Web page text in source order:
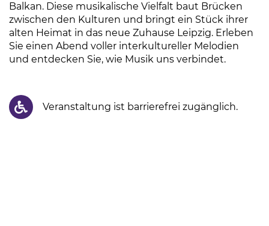
Balkan. Diese musikalische Vielfalt baut Brücken
zwischen den Kulturen und bringt ein Stück ihrer
alten Heimat in das neue Zuhause Leipzig. Erleben
Sie einen Abend voller interkultureller Melodien
und entdecken Sie, wie Musik uns verbindet.
Veranstaltung ist barrierefrei zugänglich.